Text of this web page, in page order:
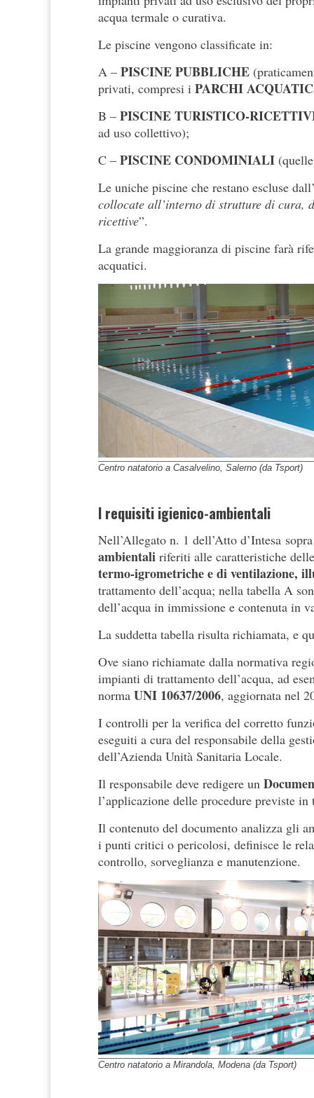
acqua termale o curativa.
Le piscine vengono classificate in:
A – PISCINE PUBBLICHE
privati, compresi i PARCHI
B – PISCINE TURISTICO-
ad uso collettivo);
C – PISCINE CONDOMINIALI
Le uniche piscine che restano escluse
collocate all’interno di strutture di cura,
ricettive”.
La grande maggioranza di piscine farà
acquatici.
Centro natatorio a Casalvelino, Salerno (da Tsport)
I requisiti igienico-ambientali
Nell’Allegato n. 1 dell’Atto d’Intesa
ambientali riferiti alle caratteristiche
termo-igrometriche e di ventilazione,
trattamento dell’acqua; nella tabella A
dell’acqua in immissione e contenuta in
La suddetta tabella risulta richiamata, e
Ove siano richiamate dalla normativa
impianti di trattamento dell’acqua, ad
norma UNI 10637/2006, aggiornata nel
I controlli per la verifica del corretto
eseguiti a cura del responsabile della
dell’Azienda Unità Sanitaria Locale.
Il responsabile deve redigere un
l’applicazione delle procedure previste in
Il contenuto del documento analizza gli
i punti critici o pericolosi, definisce le
controllo, sorveglianza e manutenzione.
Centro natatorio a Mirandola, Modena (da Tsport)